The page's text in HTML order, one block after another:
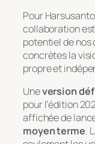
Pour
collaboration
potentiel de
concrètes la
propre et
Uneversion
pour l’édition
affichée de
moyen terme.